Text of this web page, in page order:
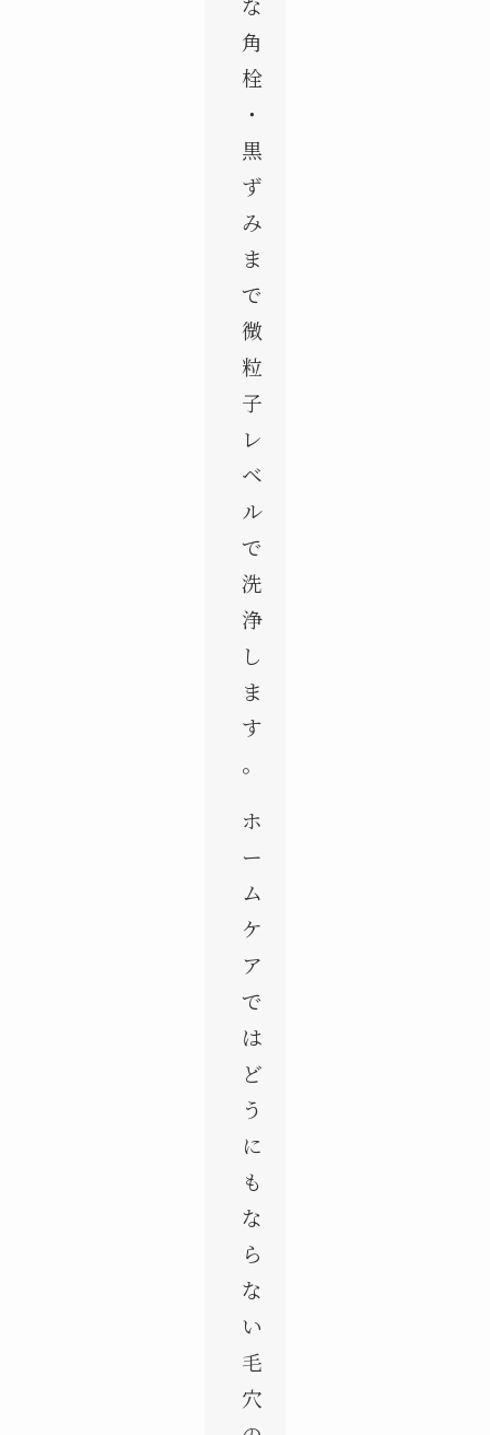
角
栓
・
黒
ず
み
ま
で
微
粒
子
レ
ベ
ル
で
洗
浄
し
ま
す
。
ホ
ー
ム
ケ
ア
で
は
ど
う
に
も
な
ら
な
い
毛
穴